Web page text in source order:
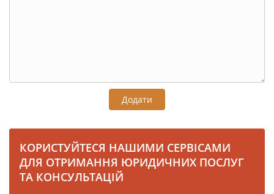
Додати
КОРИСТУЙТЕСЯ НАШИМИ СЕРВІСАМИ
ДЛЯ ОТРИМАННЯ ЮРИДИЧНИХ ПОСЛУГ
ТА КОНСУЛЬТАЦІЙ